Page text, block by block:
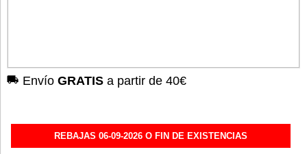
Envío GRATIS a partir de 40€
REBAJAS 06-09-2026 O FIN DE EXISTENCIAS